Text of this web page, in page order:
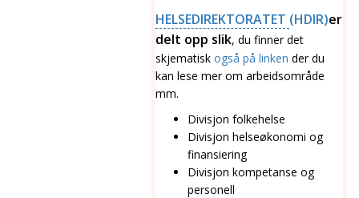
HELSEDIREKTORATET (HDIR)er
delt opp slik, du finner det
skjematisk også på linken der du
kan lese mer om arbeidsområde
mm.
Divisjon folkehelse
Divisjon helseøkonomi og
finansiering
Divisjon kompetanse og
personell